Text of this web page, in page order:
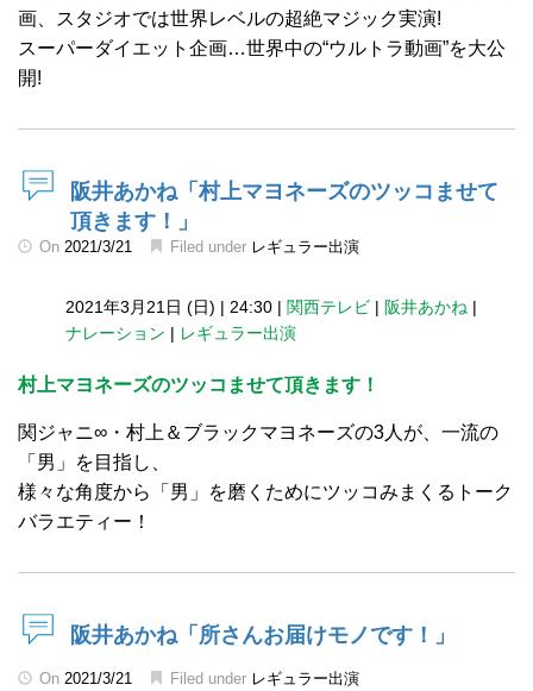
画、スタジオでは世界レベルの超絶マジック実演!
スーパーダイエット企画…世界中の“ウルトラ動画”を大公
開!
阪井あかね「村上マヨネーズのツッコませて
頂きます！」
On 2021/3/21 Filed under レギュラー出演
2021年3月21日 (日) | 24:30 | 関西テレビ | 阪井あかね |
ナレーション | レギュラー出演
村上マヨネーズのツッコませて頂きます！
関ジャニ∞・村上＆ブラックマヨネーズの3人が、一流の
「男」を目指し、
様々な角度から「男」を磨くためにツッコみまくるトーク
バラエティー！
阪井あかね「所さんお届けモノです！」
On 2021/3/21 Filed under レギュラー出演